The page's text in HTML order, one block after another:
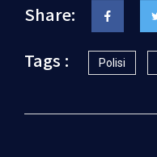
Share:
Tags :
Polisi